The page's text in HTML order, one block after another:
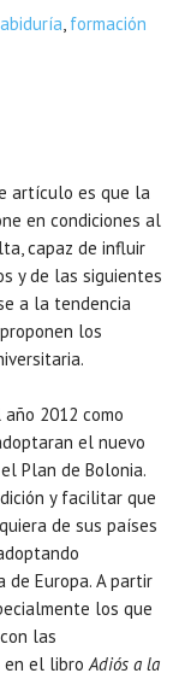
, formación
artículo es que la
en condiciones al
capaz de influir
y de las siguientes
a la tendencia
los
2012 como
el nuevo
Plan de Bolonia.
y facilitar que
de sus países
Europa. A partir
los que
las
en el libroAdiós a la